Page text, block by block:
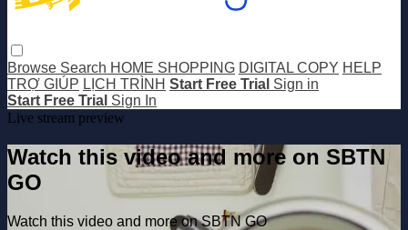
Browse Search HOME SHOPPING DIGITAL COPY HELP
TRỢ GIÚP LỊCH TRÌNH Start Free Trial Sign in
Start Free Trial Sign In
Live stream preview
Watch this video and more on SBTN
GO
Watch this video and more on SBTN GO